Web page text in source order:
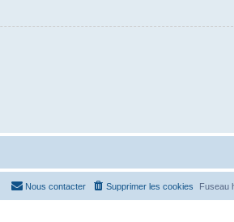
Fuseau
Supprimer les cookies
Nous contacter